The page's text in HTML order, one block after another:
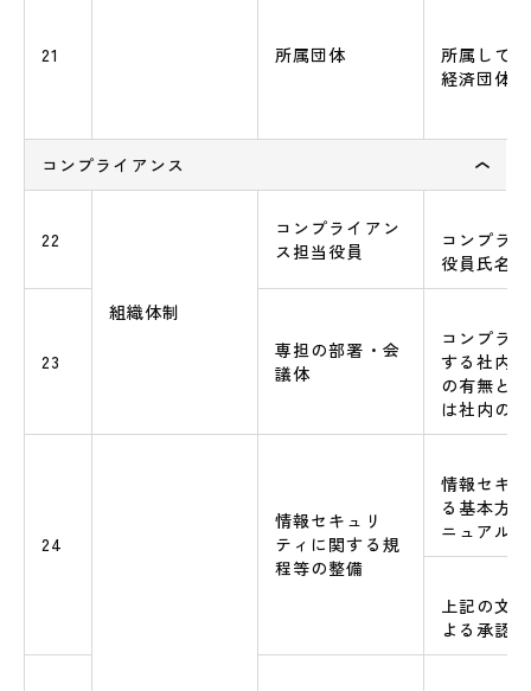
21 所属団体
所属して
経済団体
コンプライアンス
22
組織体制
コンプライアン
ス担当役員
コンプラ
役員氏名
23
専担の部署・会
議体
コンプラ
する社内
の有無と
は社内の
24
情報セキュリ
ティに関する規
程等の整備
情報セキ
る基本方
ニュアル
上記の文
よる承認